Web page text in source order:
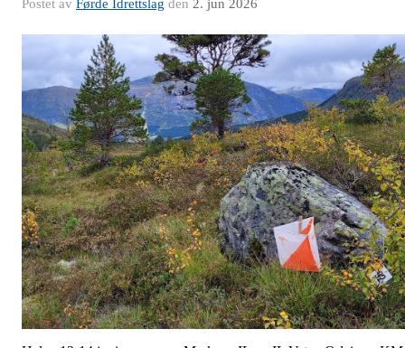
Postet av Førde Idrettslag den 2. jun 2026